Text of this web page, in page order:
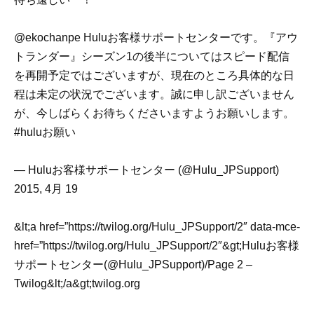
@ekochanpe Huluお客様サポートセンターです。『アウ
トランダー』シーズン1の後半についてはスピード配信
を再開予定ではございますが、現在のところ具体的な日
程は未定の状況でございます。誠に申し訳ございません
が、今しばらくお待ちくださいますようお願いします。
#huluお願い
— Huluお客様サポートセンター (@Hulu_JPSupport)
2015, 4月 19
&lt;a href=”https://twilog.org/Hulu_JPSupport/2″ data-mce-
href=”https://twilog.org/Hulu_JPSupport/2″&gt;Huluお客様
サポートセンター(@Hulu_JPSupport)/Page 2 –
Twilog&lt;/a&gt;twilog.org